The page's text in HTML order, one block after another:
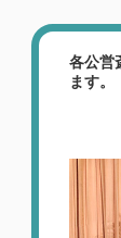
ま
近
各公営
ます。